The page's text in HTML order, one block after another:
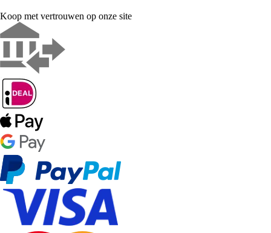
Koop met vertrouwen op onze site